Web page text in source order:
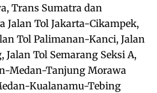
Trans Sumatra dan
Jalan Tol Jakarta-Cikampek,
Tol Palimanan-Kanci, Jalan
Jalan Tol Semarang Seksi A,
Medan-Tanjung Morawa
Kualanamu-Tebing